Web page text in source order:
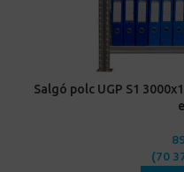
Salgó polc UGP S1
(70